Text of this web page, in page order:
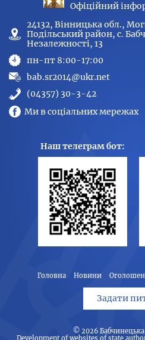
Офіційний
24132, Вінницька обл.,
Подільський район, с.
Незалежності, 13
пн-пт 8:00-17:00
bab.sr2014@ukr.net
(04357) 30-3-42
Ми в соціальних мережах
Наш телеграм бот:
Головна Новини
Задати
© 2026 Бабчинецька